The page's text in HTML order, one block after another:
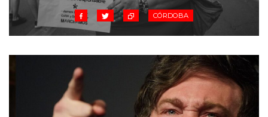
CÓRDOBA